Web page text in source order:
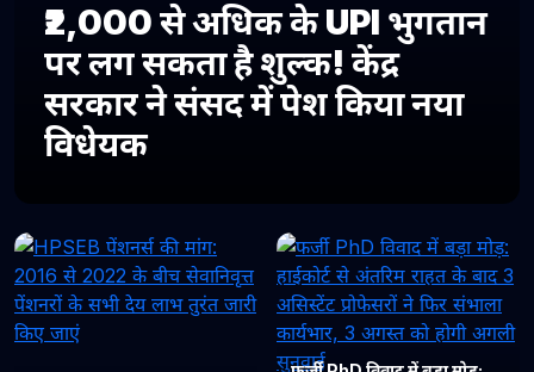
₹2,000 से अधिक के UPI भुगतान
पर लग सकता है शुल्क! केंद्र
सरकार ने संसद में पेश किया नया
विधेयक